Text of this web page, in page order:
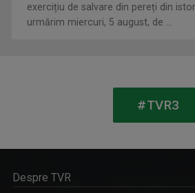
L.EGAL 100%
exercițiu de salvare din pereți din
urmărim miercuri, 5 august, de ...
#TVR3
Despre TVR